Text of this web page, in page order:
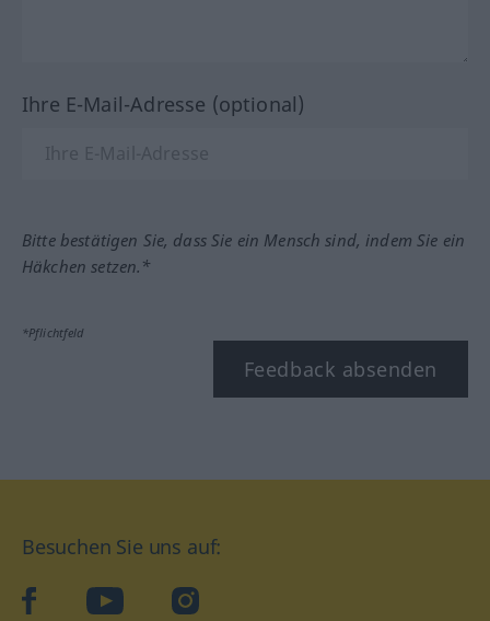
Ihre E-Mail-Adresse (optional)
Bitte bestätigen Sie, dass Sie ein Mensch sind, indem Sie ein
Häkchen setzen.*
*Pflichtfeld
Feedback absenden
Besuchen Sie uns auf:
facebookYouTube Instagram